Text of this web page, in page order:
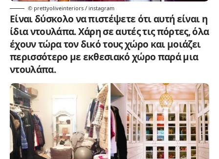
© prettyoliveinteriors / instagram
Είναι δύσκολο να πιστέψετε ότι αυτή είναι η
ίδια ντουλάπα. Χάρη σε αυτές τις πόρτες, όλα
έχουν τώρα τον δικό τους χώρο και μοιάζει
περισσότερο με εκθεσιακό χώρο παρά μια
ντουλάπα.